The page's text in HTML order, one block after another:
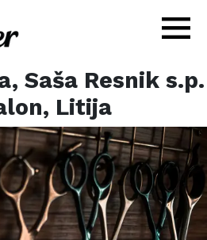
Saša Resnik s.p.
Litija